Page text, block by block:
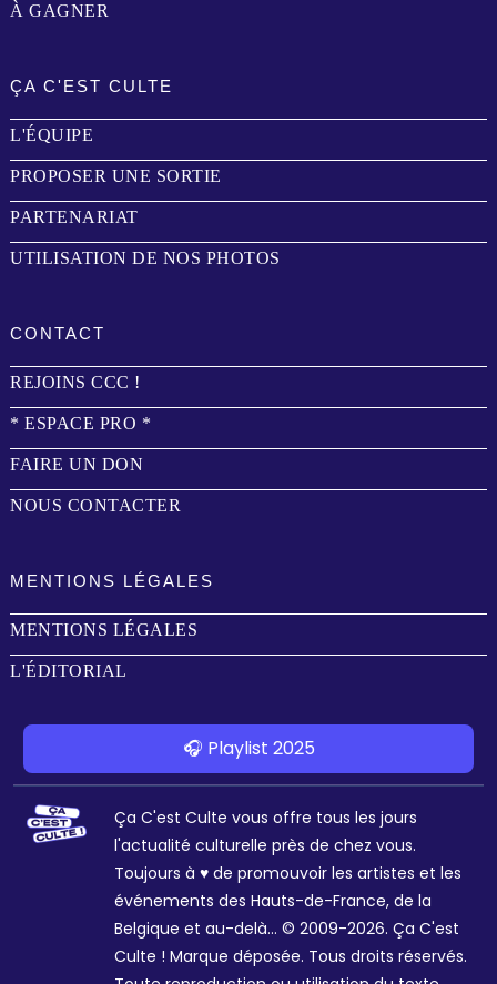
À GAGNER
ÇA C'EST CULTE
L'ÉQUIPE
PROPOSER UNE SORTIE
PARTENARIAT
UTILISATION DE NOS PHOTOS
CONTACT
REJOINS CCC !
* ESPACE PRO *
FAIRE UN DON
NOUS CONTACTER
MENTIONS LÉGALES
MENTIONS LÉGALES
L'ÉDITORIAL
🎧 Playlist 2025
Ça C'est Culte vous offre tous les jours
l'actualité culturelle près de chez vous.
Toujours à ♥ de promouvoir les artistes et les
événements des Hauts-de-France, de la
Belgique et au-delà... © 2009-2026. Ça C'est
Culte ! Marque déposée. Tous droits réservés.